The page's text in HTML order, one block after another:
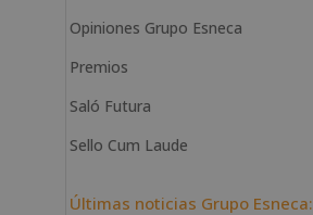
Opiniones Grupo Esneca
Premios
Saló Futura
Sello Cum Laude
Últimas noticias Grupo Esneca: